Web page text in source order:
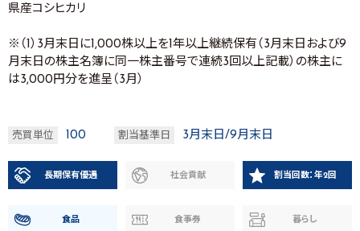
県産コシヒカリ
※（1）3月末日に1,000株以上を1年以上継続保有（3月末日および9
月末日の株主名簿に同一株主番号で連続3回以上記載）の株主に
は3,000円分を進呈（3月）
売買単位 100 割当基準日 3月末日/9月末日
長期保有優遇 社会貢献 割当回数：年2回
食品 食事券 暮らし